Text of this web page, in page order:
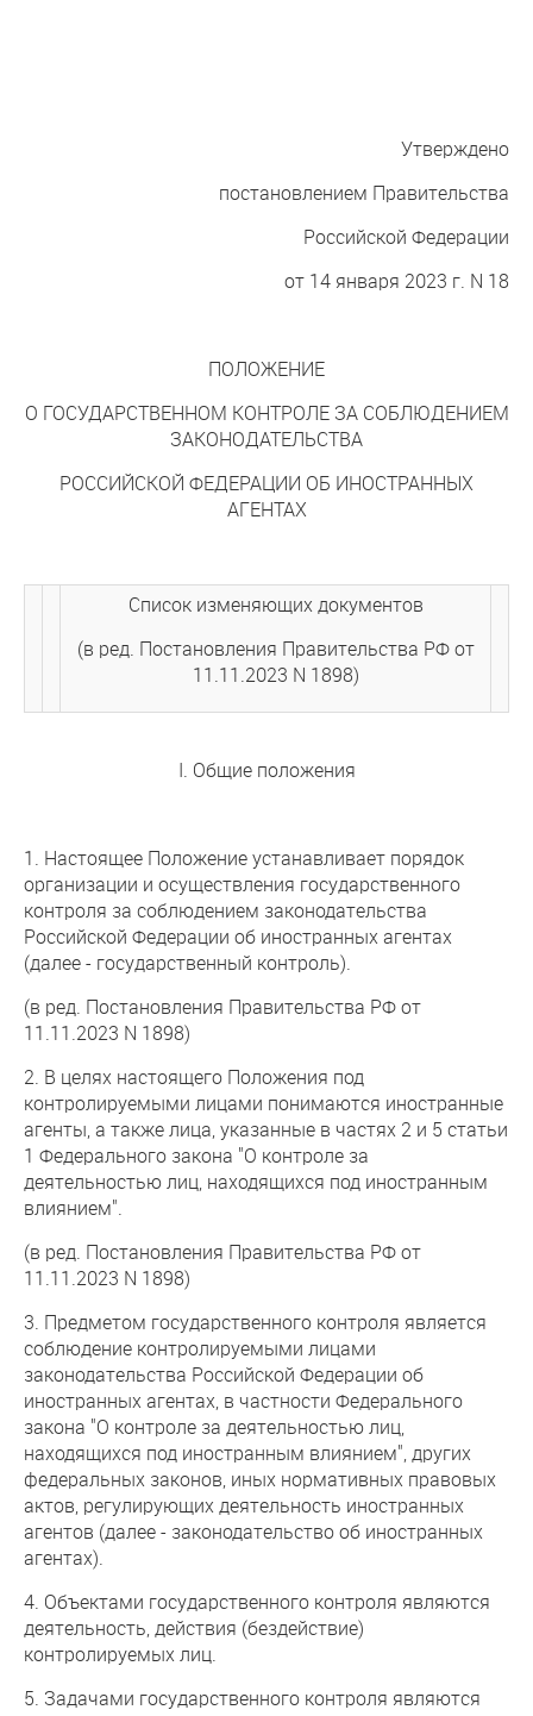
Утверждено
постановлением Правительства
Российской Федерации
от 14 января 2023 г. N 18
ПОЛОЖЕНИЕ
О ГОСУДАРСТВЕННОМ КОНТРОЛЕ ЗА СОБЛЮДЕНИЕМ
ЗАКОНОДАТЕЛЬСТВА
РОССИЙСКОЙ ФЕДЕРАЦИИ ОБ ИНОСТРАННЫХ
АГЕНТАХ
Список изменяющих документов
(в ред. Постановления Правительства РФ от
11.11.2023 N 1898)
I. Общие положения
1. Настоящее Положение устанавливает порядок
организации и осуществления государственного
контроля за соблюдением законодательства
Российской Федерации об иностранных агентах
(далее - государственный контроль).
(в ред. Постановления Правительства РФ от
11.11.2023 N 1898)
2. В целях настоящего Положения под
контролируемыми лицами понимаются иностранные
агенты, а также лица, указанные в частях 2 и 5 статьи
1 Федерального закона "О контроле за
деятельностью лиц, находящихся под иностранным
влиянием".
(в ред. Постановления Правительства РФ от
11.11.2023 N 1898)
3. Предметом государственного контроля является
соблюдение контролируемыми лицами
законодательства Российской Федерации об
иностранных агентах, в частности Федерального
закона "О контроле за деятельностью лиц,
находящихся под иностранным влиянием", других
федеральных законов, иных нормативных правовых
актов, регулирующих деятельность иностранных
агентов (далее - законодательство об иностранных
агентах).
4. Объектами государственного контроля являются
деятельность, действия (бездействие)
контролируемых лиц.
5. Задачами государственного контроля являются